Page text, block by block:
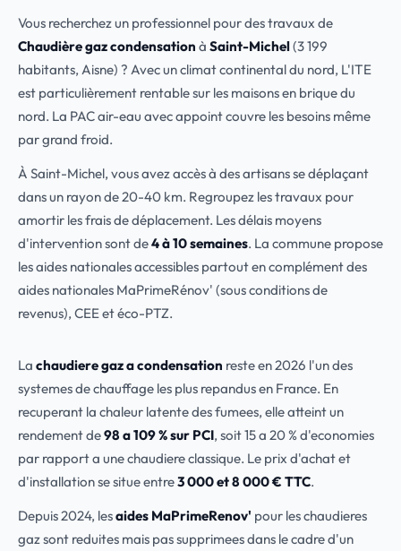
Vous recherchez un professionnel pour des travaux de
Chaudière gaz condensation à Saint-Michel(3 199
habitants, Aisne) ? Avec un climat continental du nord, L'ITE
est particulièrement rentable sur les maisons en brique du
nord. La PAC air-eau avec appoint couvre les besoins même
par grand froid.
À Saint-Michel, vous avez accès à des artisans se déplaçant
dans un rayon de 20-40 km. Regroupez les travaux pour
amortir les frais de déplacement. Les délais moyens
d'intervention sont de4 à 10 semaines. La commune propose
les aides nationales accessibles partout en complément des
aides nationales MaPrimeRénov' (sous conditions de
revenus), CEE et éco-PTZ.
La chaudiere gaz a condensation reste en 2026 l'un des
systemes de chauffage les plus repandus en France. En
recuperant la chaleur latente des fumees, elle atteint un
rendement de98 a 109 % sur PCI, soit 15 a 20 % d'economies
par rapport a une chaudiere classique. Le prix d'achat et
d'installation se situe entre3 000 et 8 000 € TTC.
Depuis 2024, lesaides MaPrimeRenov' pour les chaudieres
gaz sont reduites mais pas supprimees dans le cadre d'un